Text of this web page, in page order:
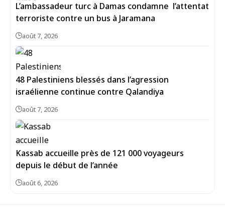
L’ambassadeur turc à Damas condamne l’attentat
terroriste contre un bus à Jaramana
août 7, 2026
48 Palestiniens blessés dans l’agression
israélienne continue contre Qalandiya
août 7, 2026
Kassab accueille près de 121 000 voyageurs
depuis le début de l’année
août 6, 2026